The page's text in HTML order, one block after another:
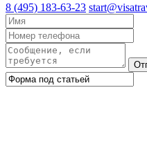
8 (495) 183-63-23